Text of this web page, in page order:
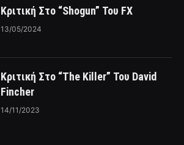
Κριτική Στο “Shogun” Του FX
13/05/2024
Κριτική Στο “The Killer” Του David
Fincher
14/11/2023